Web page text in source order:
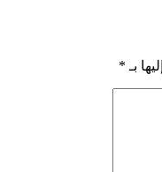
بـ *